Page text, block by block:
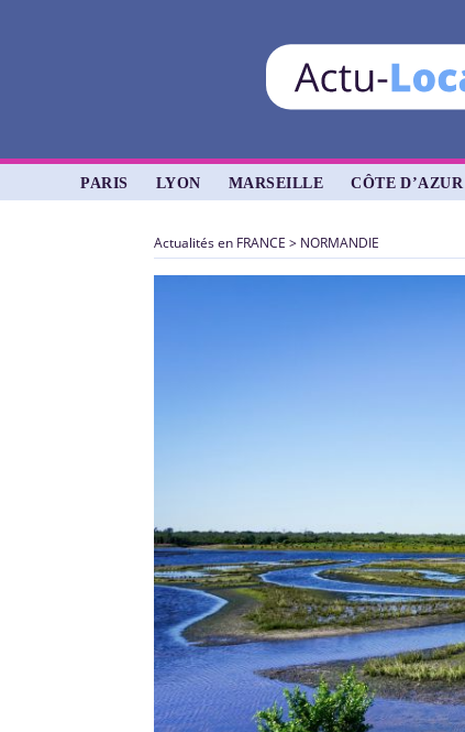
PARIS LYON MARSEILLE CÔTE D’AZUR
Actualités en FRANCE > NORMANDIE